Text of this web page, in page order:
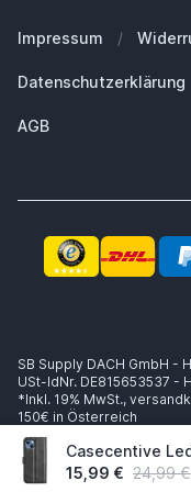
15,99 € 24,99 €
Für Geschäftskunden
Trusted Shops
Kompetente
14 Tage
Käuferschutz bis zu
Welche Airpods habe
Welchen MagSafe
Arbeiten bei SB Supply
Impressum /
Datenschutzerklärung
AGB
SB Supply DACH GmbH
USt-IdNr. DE815653537 -
*Inkl. 19% MwSt.,
150€ in Österreich